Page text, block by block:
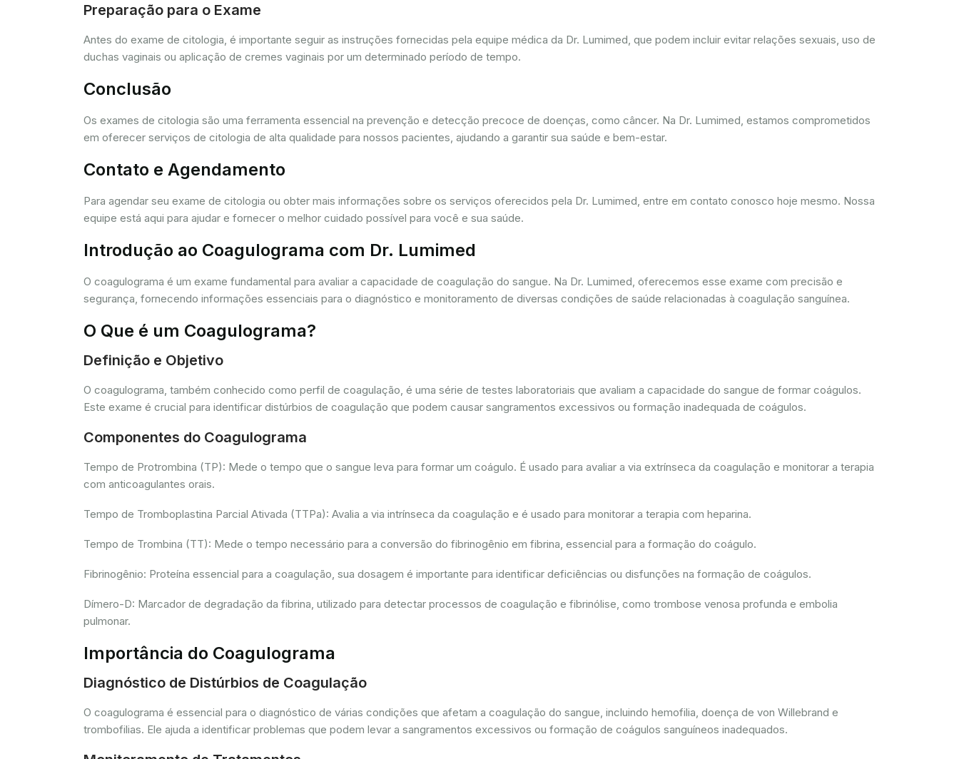
Preparação para o Exame
Antes do exame de citologia, é importante seguir as instruções fornecidas pela equipe médica da Dr. Lumimed, que podem incluir evitar relações sexuais, uso de
duchas vaginais ou aplicação de cremes vaginais por um determinado período de tempo.
Conclusão
Os exames de citologia são uma ferramenta essencial na prevenção e detecção precoce de doenças, como câncer. Na Dr. Lumimed, estamos comprometidos
em oferecer serviços de citologia de alta qualidade para nossos pacientes, ajudando a garantir sua saúde e bem-estar.
Contato e Agendamento
Para agendar seu exame de citologia ou obter mais informações sobre os serviços oferecidos pela Dr. Lumimed, entre em contato conosco hoje mesmo. Nossa
equipe está aqui para ajudar e fornecer o melhor cuidado possível para você e sua saúde.
Introdução ao Coagulograma com Dr. Lumimed
O coagulograma é um exame fundamental para avaliar a capacidade de coagulação do sangue. Na Dr. Lumimed, oferecemos esse exame com precisão e
segurança, fornecendo informações essenciais para o diagnóstico e monitoramento de diversas condições de saúde relacionadas à coagulação sanguínea.
O Que é um Coagulograma?
Definição e Objetivo
O coagulograma, também conhecido como perfil de coagulação, é uma série de testes laboratoriais que avaliam a capacidade do sangue de formar coágulos.
Este exame é crucial para identificar distúrbios de coagulação que podem causar sangramentos excessivos ou formação inadequada de coágulos.
Componentes do Coagulograma
Tempo de Protrombina (TP): Mede o tempo que o sangue leva para formar um coágulo. É usado para avaliar a via extrínseca da coagulação e monitorar a terapia
com anticoagulantes orais.
Tempo de Tromboplastina Parcial Ativada (TTPa): Avalia a via intrínseca da coagulação e é usado para monitorar a terapia com heparina.
Tempo de Trombina (TT): Mede o tempo necessário para a conversão do fibrinogênio em fibrina, essencial para a formação do coágulo.
Fibrinogênio: Proteína essencial para a coagulação, sua dosagem é importante para identificar deficiências ou disfunções na formação de coágulos.
Dímero-D: Marcador de degradação da fibrina, utilizado para detectar processos de coagulação e fibrinólise, como trombose venosa profunda e embolia
pulmonar.
Importância do Coagulograma
Diagnóstico de Distúrbios de Coagulação
O coagulograma é essencial para o diagnóstico de várias condições que afetam a coagulação do sangue, incluindo hemofilia, doença de von Willebrand e
trombofilias. Ele ajuda a identificar problemas que podem levar a sangramentos excessivos ou formação de coágulos sanguíneos inadequados.